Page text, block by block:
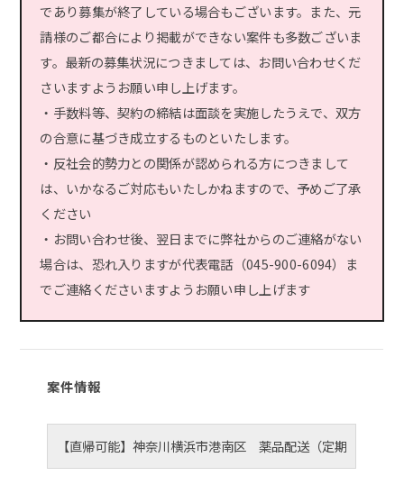
であり募集が終了している場合もございます。また、元
請様のご都合により掲載ができない案件も多数ございま
す。最新の募集状況につきましては、お問い合わせくだ
さいますようお願い申し上げます。
・手数料等、契約の締結は面談を実施したうえで、双方
の合意に基づき成立するものといたします。
・反社会的勢力との関係が認められる方につきまして
は、いかなるご対応もいたしかねますので、予めご了承
ください
・お問い合わせ後、翌日までに弊社からのご連絡がない
場合は、恐れ入りますが代表電話（045-900-6094）ま
でご連絡くださいますようお願い申し上げます
案件情報